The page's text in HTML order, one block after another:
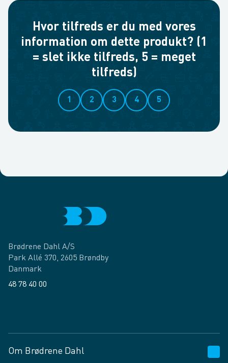
Hvor tilfreds er du med vores
information om dette produkt? (1
= slet ikke tilfreds, 5 = meget
tilfreds)
1 2 3 4 5
Brødrene Dahl A/S
Park Allé 370, 2605 Brøndby
Danmark
48 78 40 00
Om Brødrene Dahl